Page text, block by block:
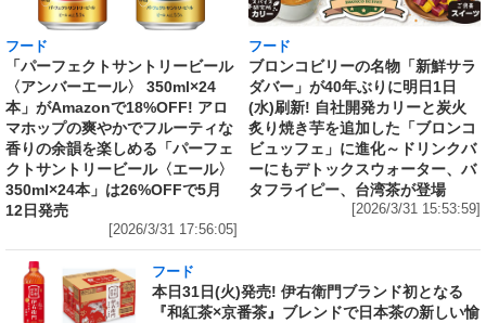
フード
「パーフェクトサントリービール
〈アンバーエール〉 350ml×24
本」がAmazonで18%OFF! アロ
マホップの爽やかでフルーティな
香りの余韻を楽しめる「パーフェ
クトサントリービール〈エール〉
350ml×24本」は26%OFFで5月
12日発売
[2026/3/31 17:56:05]
フード
ブロンコビリーの名物「新鮮サラ
ダバー」が40年ぶりに明日1日
(水)刷新! 自社開発カリーと炭火
炙り焼き芋を追加した「ブロンコ
ビュッフェ」に進化～ドリンクバ
ーにもデトックスウォーター、バ
タフライピー、台湾茶が登場
[2026/3/31 15:53:59]
フード
本日31日(火)発売! 伊右衛門ブランド初となる
『和紅茶×京番茶』ブレンドで日本茶の新しい愉